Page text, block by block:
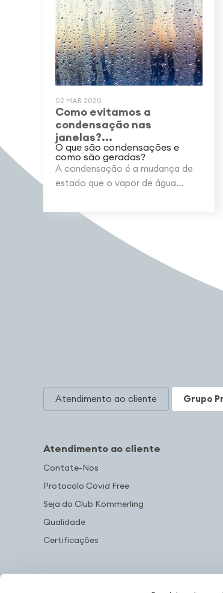
02 MAR 2020
Como evitamos a
condensação nas
janelas?...
O que são condensações e
como são geradas?
A condensação é a mudança de
estado que o vapor de água...
Atendimento ao cliente
Atendimento ao cliente
Contate-Nos
Protocolo Covid Free
Seja do Club Kömmerling
Qualidade
Certificações
Grupo